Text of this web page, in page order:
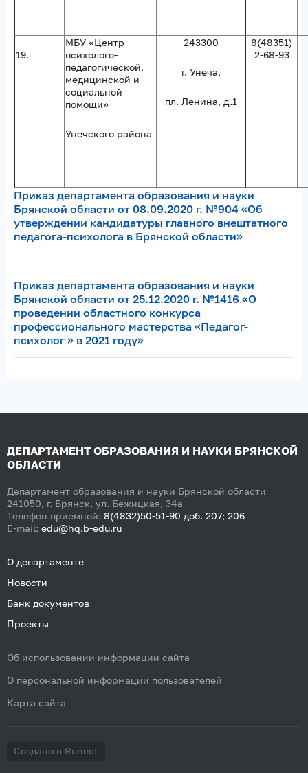
19.
МБУ «Центр
психолого-
педагогической,
медицинской и
социальной
помощи»
Унечского района
243300
г. Унеча,
пл. Ленина, д.1
8(48351)
2-68-93
Приказ департамента образования и науки
Брянской области от 08.09.2020 г. №904 «Об
утверждении кандидатуры главного внештатного
педагога-психолога в Брянской области»
Приказ департамента образования и науки
Брянской области от 25.12.2020 г. №1416 «О
проведении областного конкурса
профессионального мастерства «Педагог-
психолог » в 2021 году»
ДЕПАРТАМЕНТ ОБРАЗОВАНИЯ И НАУКИ БРЯНСКОЙ
ОБЛАСТИ
Департамент образования и науки Брянской области
241050, г. Брянск, ул. Бежицкая, 34а
Телефон приемной: 8(4832)50-51-90 доб. 207; 206
E-mail: edu@hq.b-edu.ru
О департаменте
Новости
Банк документов
Проекты
Об использовании информации сайта
О персональной информации пользователей
Карта сайта
Создано в Runect